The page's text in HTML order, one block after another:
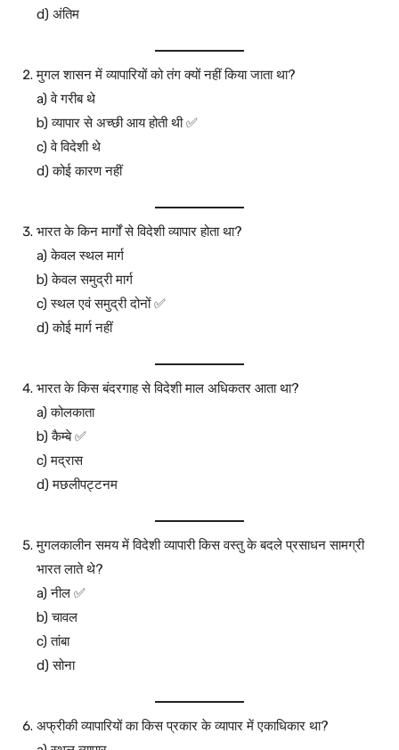
d) अंतिम
मुगल शासन में व्यापारियों को तंग क्यों नहीं किया जाता था?
a) वे गरीब थे
b) व्यापार से अच्छी आय होती थी ✅
c) वे विदेशी थे
d) कोई कारण नहीं
भारत के किन मार्गों से विदेशी व्यापार होता था?
a) केवल स्थल मार्ग
b) केवल समुद्री मार्ग
c) स्थल एवं समुद्री दोनों ✅
d) कोई मार्ग नहीं
भारत के किस बंदरगाह से विदेशी माल अधिकतर आता था?
a) कोलकाता
b) कैम्बे ✅
c) मद्रास
d) मछलीपट्टनम
मुगलकालीन समय में विदेशी व्यापारी किस वस्तु के बदले प्रसाधन सामग्री
भारत लाते थे?
a) नील ✅
b) चावल
c) तांबा
d) सोना
अफ्रीकी व्यापारियों का किस प्रकार के व्यापार में एकाधिकार था?